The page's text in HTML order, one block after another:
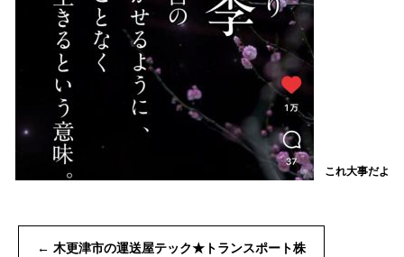
これ大事だよ
← 木更津市の運送屋テック★トランスポート株